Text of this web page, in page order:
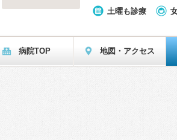
土曜も診療
病院TOP 地図・アクセス